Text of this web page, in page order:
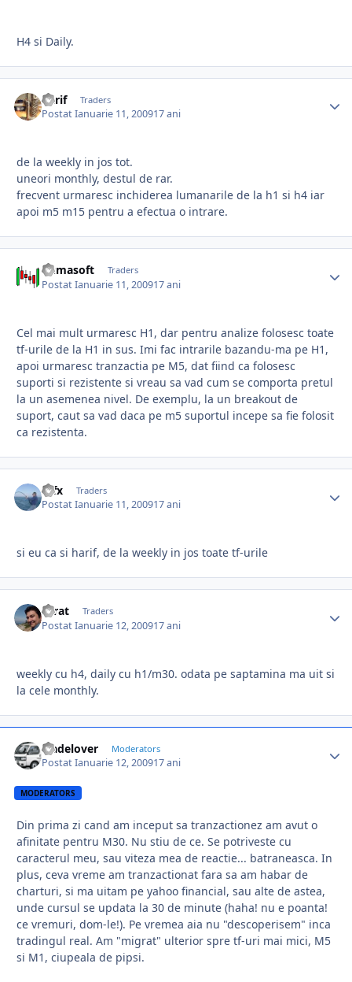
H4 si Daily.
harif Traders
PostatIanuarie 11, 200917 ani
de la weekly in jos tot.
uneori monthly, destul de rar.
frecvent urmaresc inchiderea lumanarile de la h1 si h4 iar
apoi m5 m15 pentru a efectua o intrare.
bumasoft Traders
PostatIanuarie 11, 200917 ani
Cel mai mult urmaresc H1, dar pentru analize folosesc toate
tf-urile de la H1 in sus. Imi fac intrarile bazandu-ma pe H1,
apoi urmaresc tranzactia pe M5, dat fiind ca folosesc
suporti si rezistente si vreau sa vad cum se comporta pretul
la un asemenea nivel. De exemplu, la un breakout de
suport, caut sa vad daca pe m5 suportul incepe sa fie folosit
ca rezistenta.
mfx Traders
PostatIanuarie 11, 200917 ani
si eu ca si harif, de la weekly in jos toate tf-urile
Scrat Traders
PostatIanuarie 12, 200917 ani
weekly cu h4, daily cu h1/m30. odata pe saptamina ma uit si
la cele monthly.
tradelover Moderators
PostatIanuarie 12, 200917 ani
MODERATORS
Din prima zi cand am inceput sa tranzactionez am avut o
afinitate pentru M30. Nu stiu de ce. Se potriveste cu
caracterul meu, sau viteza mea de reactie... batraneasca. In
plus, ceva vreme am tranzactionat fara sa am habar de
charturi, si ma uitam pe yahoo financial, sau alte de astea,
unde cursul se updata la 30 de minute (haha! nu e poanta!
ce vremuri, dom-le!). Pe vremea aia nu "descoperisem" inca
tradingul real. Am "migrat" ulterior spre tf-uri mai mici, M5
si M1, ciupeala de pipsi.